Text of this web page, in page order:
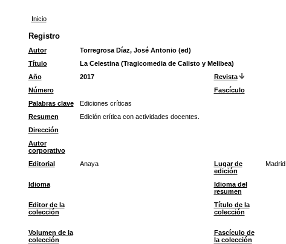
Inicio
Registro
Autor
Torregrosa Díaz, José Antonio (ed)
Título
La Celestina (Tragicomedia de Calisto y Melibea)
Año
2017 Revista
Número
Fascículo
Palabras clave
Ediciones críticas
Resumen
Edición crítica con actividades docentes.
Dirección
Autor
corporativo
Editorial Anaya
Lugar de
edición
Madrid
Idioma
Idioma del
resumen
Editor de la
colección
Título de la
colección
Volumen de la
colección
Fascículo de
la colección